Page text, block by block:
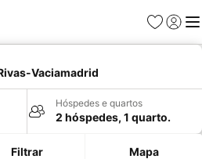
Favoritos
Iniciar
Vaciamadrid
Hóspedes e quartos
2 hóspedes, 1 quarto.
Filtrar Mapa